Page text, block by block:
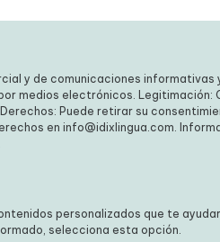
y de comunicaciones informativas
medios electrónicos. Legitimación:
de datos. Derechos: Puede
sus datos y demás derechos en
en el enlace de
personalizados que te
selecciona esta opción.